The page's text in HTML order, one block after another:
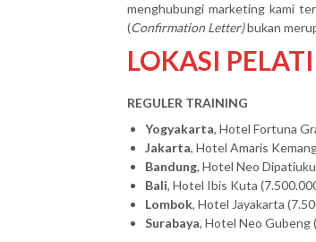
menghubungi marketing kami
(Confirmation Letter)bukan
LOKASI
REGULER TRAINING
Yogyakarta, Hotel Fortuna
Jakarta, Hotel Amaris
Bandung, Hotel Neo
Bali, Hotel Ibis Kuta
Lombok, Hotel Jayakarta
Surabaya, Hotel Neo Gubeng